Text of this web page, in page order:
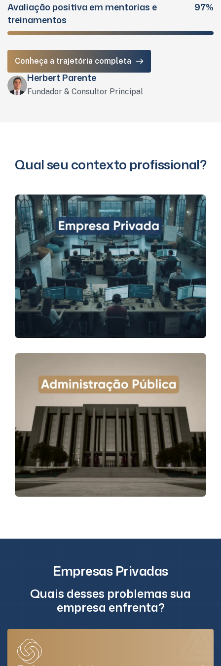
Avaliação positiva em mentorias e
treinamentos
97%
Conheça a trajetória completa
Herbert Parente
Fundador & Consultor Principal
Qual seu contexto profissional?
Empresas Privadas
Quais desses problemas sua
empresa enfrenta?